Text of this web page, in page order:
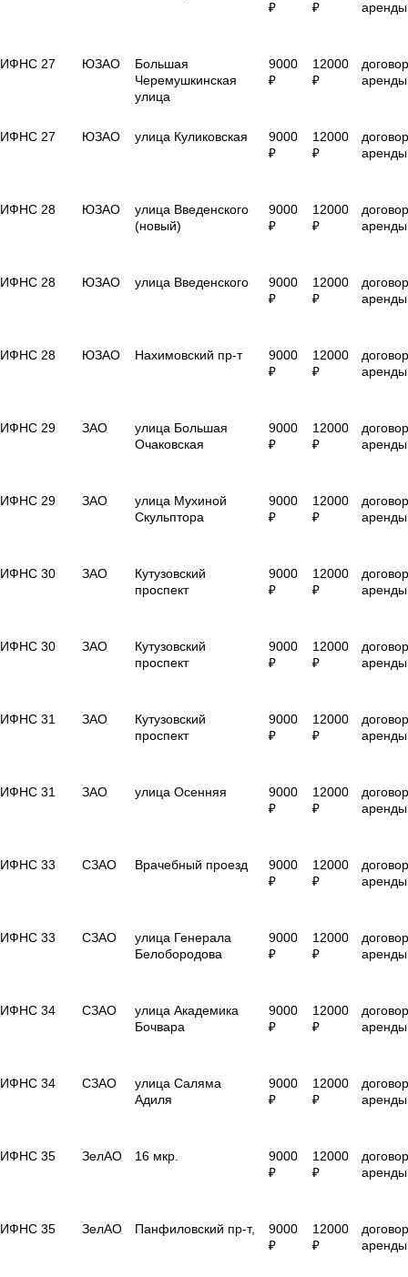
₽
₽
аренды
ИФНС 27 ЮЗАО
Большая
Черемушкинская
улица
9000
₽
12000
₽
договор
аренды
ИФНС 27 ЮЗАО улица Куликовская
9000
₽
12000
₽
договор
аренды
ИФНС 28 ЮЗАО
улица Введенского
(новый)
9000
₽
12000
₽
договор
аренды
ИФНС 28 ЮЗАО улица Введенского
9000
₽
12000
₽
договор
аренды
ИФНС 28 ЮЗАО Нахимовский пр-т
9000
₽
12000
₽
договор
аренды
ИФНС 29 ЗАО
улица Большая
Очаковская
9000
₽
12000
₽
договор
аренды
ИФНС 29 ЗАО
улица Мухиной
Скульптора
9000
₽
12000
₽
договор
аренды
ИФНС 30 ЗАО
Кутузовский
проспект
9000
₽
12000
₽
договор
аренды
ИФНС 30 ЗАО
Кутузовский
проспект
9000
₽
12000
₽
договор
аренды
ИФНС 31 ЗАО
Кутузовский
проспект
9000
₽
12000
₽
договор
аренды
ИФНС 31 ЗАО улица Осенняя
9000
₽
12000
₽
договор
аренды
ИФНС 33 СЗАО Врачебный проезд
9000
₽
12000
₽
договор
аренды
ИФНС 33 СЗАО
улица Генерала
Белобородова
9000
₽
12000
₽
договор
аренды
ИФНС 34 СЗАО
улица Академика
Бочвара
9000
₽
12000
₽
договор
аренды
ИФНС 34 CЗАО
улица Саляма
Адиля
9000
₽
12000
₽
договор
аренды
ИФНС 35 ЗелАО 16 мкр.
9000
₽
12000
₽
договор
аренды
ИФНС 35 ЗелАО Панфиловский пр-т,
9000
₽
12000
₽
договор
аренды